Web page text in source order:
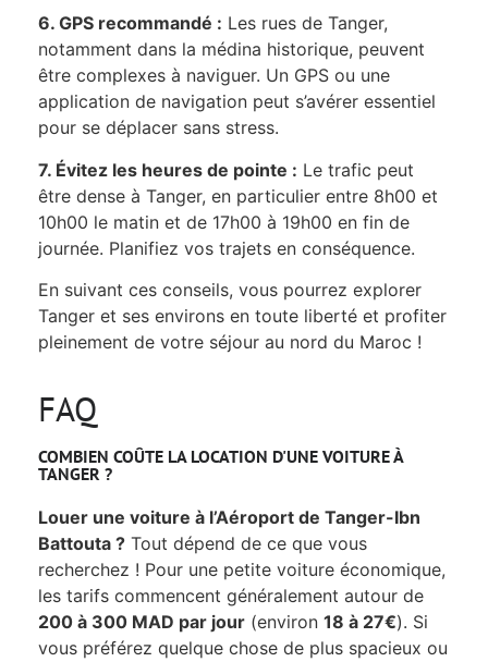
6. GPS recommandé : Les rues de Tanger,
notamment dans la médina historique, peuvent
être complexes à naviguer. Un GPS ou une
application de navigation peut s’avérer essentiel
pour se déplacer sans stress.
7. Évitez les heures de pointe : Le trafic peut
être dense à Tanger, en particulier entre 8h00 et
10h00 le matin et de 17h00 à 19h00 en fin de
journée. Planifiez vos trajets en conséquence.
En suivant ces conseils, vous pourrez explorer
Tanger et ses environs en toute liberté et profiter
pleinement de votre séjour au nord du Maroc !
FAQ
COMBIEN COÛTE LA LOCATION D'UNE VOITURE À
TANGER ?
Louer une voiture à l’Aéroport de Tanger-Ibn
Battouta ? Tout dépend de ce que vous
recherchez ! Pour une petite voiture économique,
les tarifs commencent généralement autour de
200 à 300 MAD par jour (environ 18 à 27€). Si
vous préférez quelque chose de plus spacieux ou